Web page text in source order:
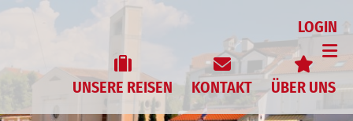
E-Mail
LOGIN
UNSERE REISEN
Reisekalender
KONTAKT
E-Mail
ÜBER UNS
Geschichte